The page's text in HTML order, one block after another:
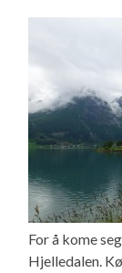
For å kome
Hjelledalen.